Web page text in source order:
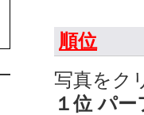
順位
写真をク
１位 パ